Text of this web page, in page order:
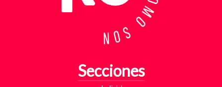
sido contactadas bajo el mismo esquema de
intimidación. Con la información recopilada, se
coordinó el operativo que culminó con la captura en
flagrancia. El procedimiento se realizó en el
extorsión. En su poder fueron hallados varios
elementos que ahora hacen parte del proceso
Secciones